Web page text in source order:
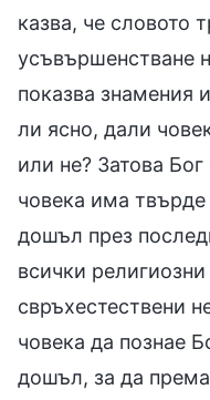
казва, че словото
усъвършенстване
показва знамения
ли ясно, дали
или не? Затова
човека има
дошъл през
всички
свръхестествени
човека да познае
дошъл, за да